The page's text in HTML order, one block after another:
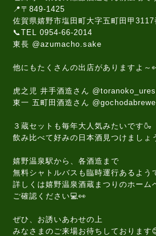
📍〒849-1425
佐賀県嬉野市塩田町大字五町田甲3117
📞TEL 0954-66-2014
東長 @azumacho.sake
他にもたくさんの出店がありますよ～
虎之児 井手酒造さん
東一 五町田酒造さん
３蔵セットも毎年大人気みたいです🍶
飲み比べて好みの日本酒見つけましょ
嬉野温泉駅から、各酒造まで
無料シャトルバスも臨時運行あるよう
詳しくは嬉野温泉酒蔵まつりのホーム
ご確認ください💻👀
ぜひ、お誘いあわせの上
みなさまのご来場お待ちしております